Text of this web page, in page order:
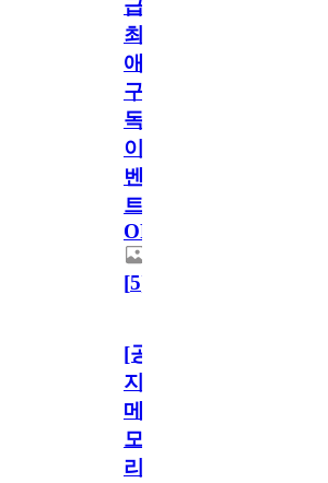
급!
최
애
구
독
이
벤
트
OPEN!
[5]
[공
지]
메
모
리